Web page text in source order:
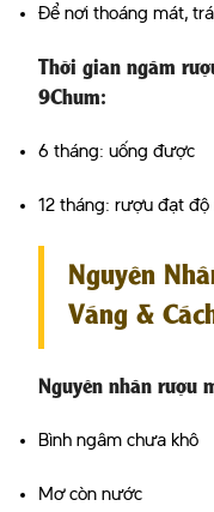
Để nơi thoáng mát,
Thời gian ngâm
9Chum:
6 tháng: uống được
12 tháng: rượu đạt
Nguyên
Váng &
Nguyên nhân rượu
Bình ngâm chưa khô
Mơ còn nước